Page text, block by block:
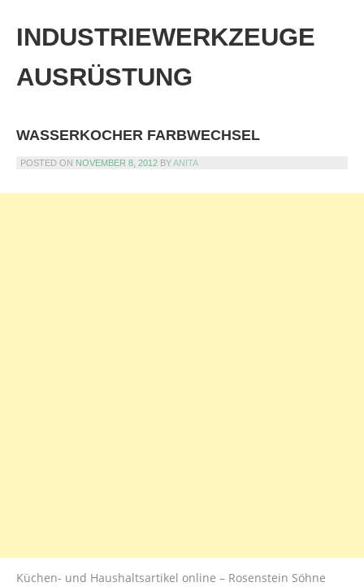
content
INDUSTRIEWERKZEUGE
AUSRÜSTUNG
WASSERKOCHER FARBWECHSEL
POSTED ON NOVEMBER 8, 2012 BYANITA
Küchen- und Haushaltsartikel online – Rosenstein Söhne